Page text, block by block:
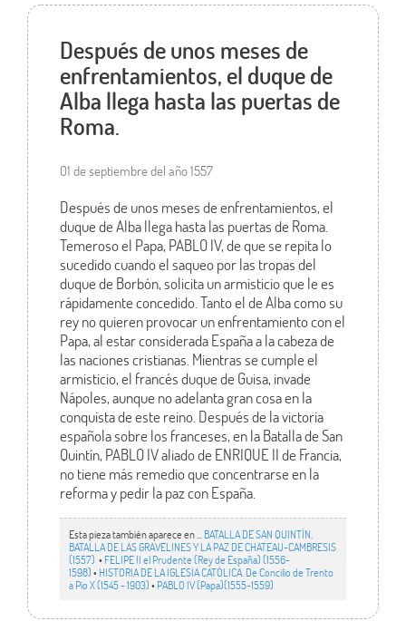
Después de unos meses de
enfrentamientos, el duque de
Alba llega hasta las puertas de
Roma.
01 de septiembre del año 1557
Después de unos meses de enfrentamientos, el
duque de Alba llega hasta las puertas de Roma.
Temeroso el Papa, PABLO IV, de que se repita lo
sucedido cuando el saqueo por las tropas del
duque de Borbón, solicita un armisticio que le es
rápidamente concedido. Tanto el de Alba como su
rey no quieren provocar un enfrentamiento con el
Papa, al estar considerada España a la cabeza de
las naciones cristianas. Mientras se cumple el
armisticio, el francés duque de Guisa, invade
Nápoles, aunque no adelanta gran cosa en la
conquista de este reino. Después de la victoria
española sobre los franceses, en la Batalla de San
Quintín, PABLO IV aliado de ENRIQUE II de Francia,
no tiene más remedio que concentrarse en la
reforma y pedir la paz con España.
Esta pieza también aparece en ... BATALLA DE SAN QUINTÍN,
BATALLA DE LAS GRAVELINES Y LA PAZ DE CHATEAU-CAMBRESIS
(1557) • FELIPE II el Prudente (Rey de España) (1556-
1598)• HISTORIA DE LA IGLESIA CATÓLICA. De Concilio de Trento
a Pío X (1545 - 1903)• PABLO IV (Papa)(1555-1559)